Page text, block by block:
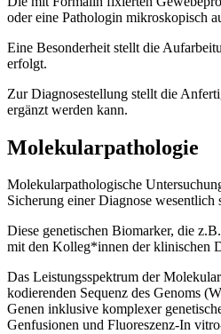
oder eine Pathologin mikroskopisch
Eine Besonderheit stellt die
erfolgt.
Zur Diagnosestellung stellt die
ergänzt werden kann.
Molekularpathologie
Molekularpathologische
Sicherung einer Diagnose
Diese genetischen Biomarker, die
mit den Kolleg*innen der klinischen
Das Leistungsspektrum der
kodierenden Sequenz des Genoms
Genen inklusive komplexer
Genfusionen und Fluoreszenz-In